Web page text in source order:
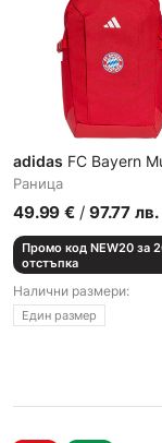
adidas FC Bayern
Раница
49.99 € / 97.77 лв.
Промо код NEW20 за
отстъпка
Налични размери:
Един размер